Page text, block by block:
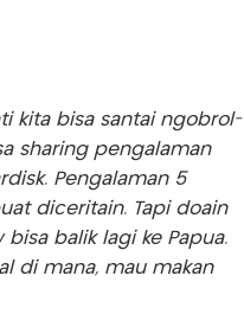
kita bisa santai ngobrol-
sharing pengalaman
Pengalaman 5
diceritain. Tapi doain
balik lagi ke Papua.
di mana, mau makan